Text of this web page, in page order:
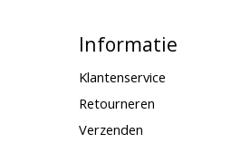
Informatie
Klantenservice
Retourneren
Verzenden